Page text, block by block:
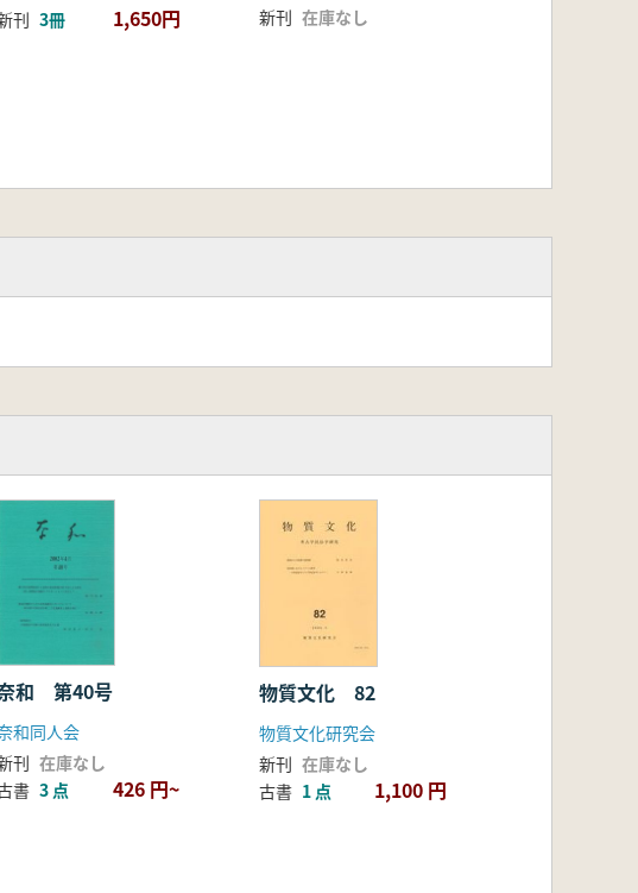
刊 3冊 1,650円
新刊 在庫なし
和 第40号
和同人会
刊 在庫なし
書 3 点 426 円~
物質文化 82
物質文化研究会
新刊 在庫なし
古書 1 点 1,100 円